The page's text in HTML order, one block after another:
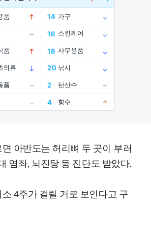
아반도는 허리뼈 두 곳이 부러
염좌, 뇌진탕 등 진단도 받았다.
4주가 걸릴 거로 보인다고 구